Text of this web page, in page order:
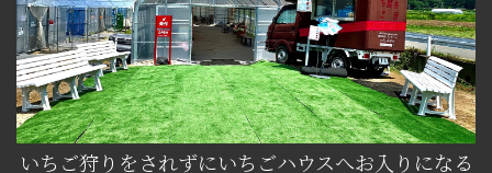
いちご狩りをされずにいちごハウスへお入りになる